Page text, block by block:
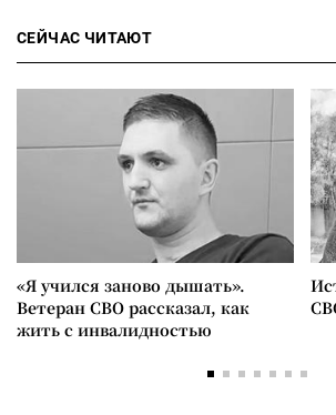
СЕЙЧАС ЧИТАЮТ
«Я учился заново дышать».
Ветеран СВО рассказал, как
жить с инвалидностью